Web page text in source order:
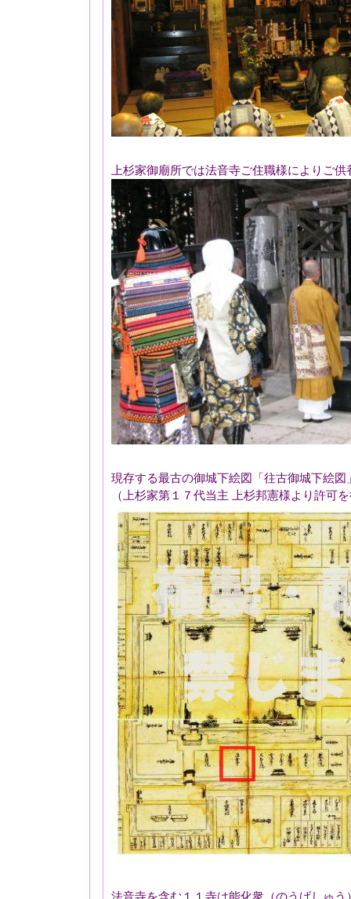
上杉家御廟所では法音寺ご住職様によりご
現存する最古の御城下絵図「往古御城下絵
（上杉家第１７代当主 上杉邦憲様より許可
法音寺を含む１１寺は能化衆（のうげしゅ